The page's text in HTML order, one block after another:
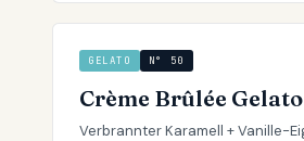
GELATO N° 50
Crème Brûlée Gelato
Verbrannter Karamell + Vanille-